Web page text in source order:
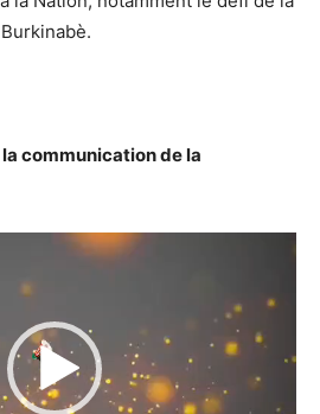
communication de la
Lecteur